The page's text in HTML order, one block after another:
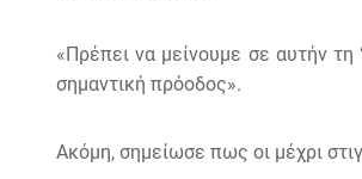
«Πρέπει να μείνουμε σε αυτήν
σημαντική πρόοδος».
Ακόμη, σημείωσε πως οι μέχρι